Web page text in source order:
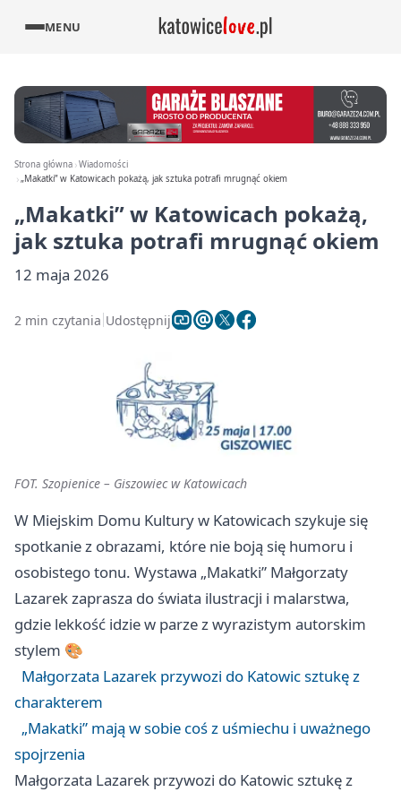
MENU
Strona główna Wiadomości
„Makatki” w Katowicach pokażą, jak sztuka potrafi mrugnąć okiem
„Makatki” w Katowicach pokażą,
jak sztuka potrafi mrugnąć okiem
12 maja 2026
2 min czytania Udostępnij
FOT. Szopienice – Giszowiec w Katowicach
W Miejskim Domu Kultury w Katowicach szykuje się
spotkanie z obrazami, które nie boją się humoru i
osobistego tonu. Wystawa „Makatki” Małgorzaty
Lazarek zaprasza do świata ilustracji i malarstwa,
gdzie lekkość idzie w parze z wyrazistym autorskim
stylem 🎨
Małgorzata Lazarek przywozi do Katowic sztukę z
charakterem
„Makatki” mają w sobie coś z uśmiechu i uważnego
spojrzenia
Małgorzata Lazarek przywozi do Katowic sztukę z